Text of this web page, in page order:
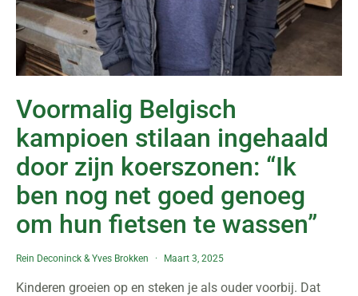
Voormalig Belgisch
kampioen stilaan ingehaald
door zijn koerszonen: “Ik
ben nog net goed genoeg
om hun fietsen te wassen”
Rein Deconinck &Yves Brokken Maart 3, 2025
Kinderen groeien op en steken je als ouder voorbij. Dat